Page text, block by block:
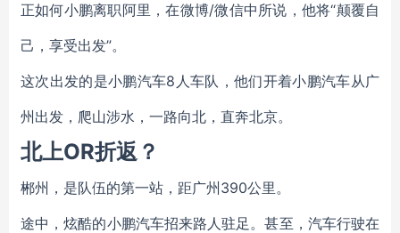
正如何小鹏离职阿里，在微博/微信中所说，他将“颠覆自
己，享受出发”。
这次出发的是小鹏汽车8人车队，他们开着小鹏汽车从广
州出发，爬山涉水，一路向北，直奔北京。
北上OR折返？
郴州，是队伍的第一站，距广州390公里。
途中，炫酷的小鹏汽车招来路人驻足。甚至，汽车行驶在